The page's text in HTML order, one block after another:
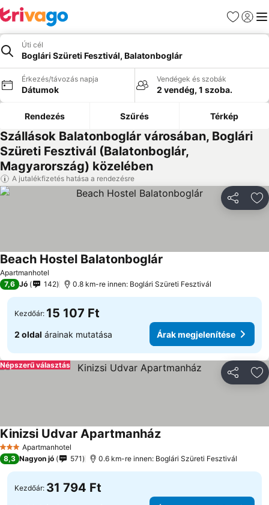
Kedvencek
Úti cél
Boglári Szüreti Fesztivál, Balatonboglár
Érkezés/távozás napja
Dátumok
Vendégek és szobák
2 vendég, 1 szoba.
Rendezés Szűrés Térkép
Szállások Balatonboglár városában, Boglári
Szüreti Fesztivál (Balatonboglár,
Magyarország) közelében
A jutalékfizetés hatása a rendezésre
Apartmanhotel
Beach Hostel Balatonboglár
7,6 Jó 142 0.8 km-re innen: Boglári Szüreti Fesztivál
Kezdőár: 15 107 Ft
2 oldal árainak mutatása Árak megjelenítése
Népszerű választás
3 KategóriaApartmanhotel
Kinizsi Udvar Apartmanház
8,3 Nagyon jó 571 0.6 km-re innen: Boglári Szüreti Fesztivál
Kezdőár: 31 794 Ft